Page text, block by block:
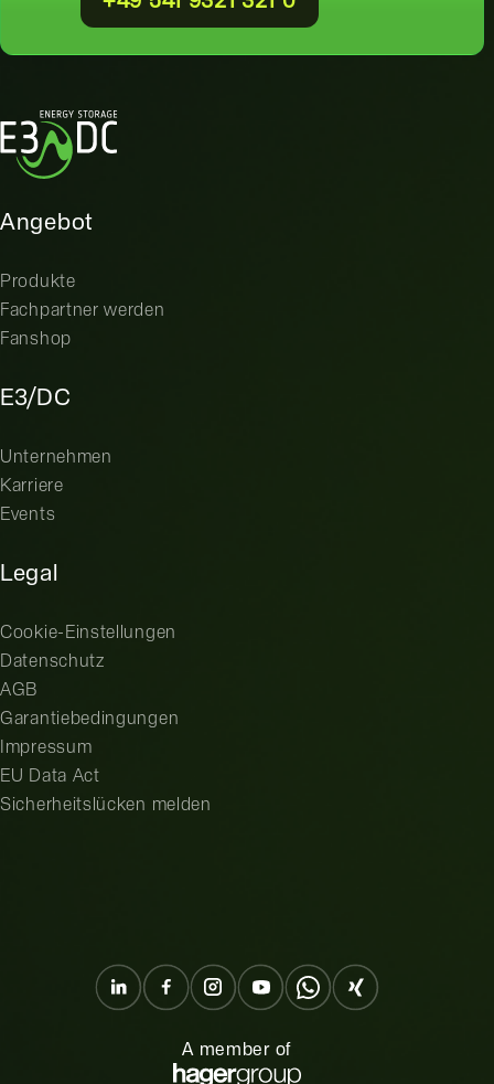
Angebot
Produkte
Fachpartner werden
Fanshop
E3/DC
Unternehmen
Karriere
Events
Legal
Cookie-Einstellungen
Datenschutz
AGB
Garantiebedingungen
Impressum
EU Data Act
Sicherheitslücken melden
A member of